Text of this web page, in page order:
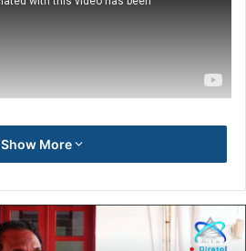
Show More